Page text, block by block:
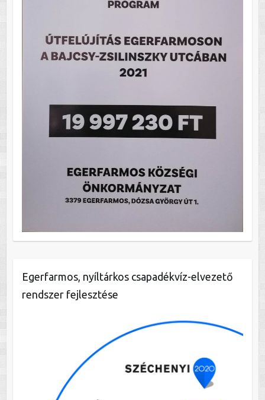
Egerfarmos, nyíltárkos csapadékvíz-elvezető
rendszer fejlesztése